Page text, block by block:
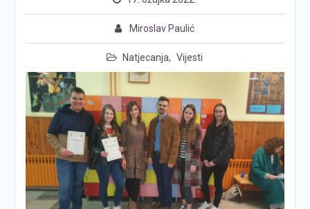
Miroslav Paulić
Natjecanja, Vijesti